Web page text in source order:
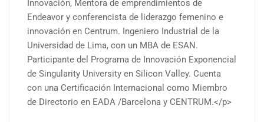
Innovación, Mentora de emprendimientos de
Endeavor y conferencista de liderazgo femenino e
innovación en Centrum. Ingeniero Industrial de la
Universidad de Lima, con un MBA de ESAN.
Participante del Programa de Innovación Exponencial
de Singularity University en Silicon Valley. Cuenta
con una Certificación Internacional como Miembro
de Directorio en EADA /Barcelona y CENTRUM.</p>